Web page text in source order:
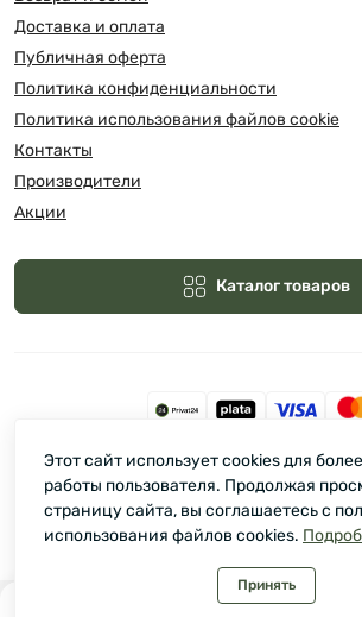
0
Доставка и оплата
Публичная оферта
Политика конфиденциальности
Политика использования файлов cookie
Контакты
Производители
Акции
Каталог товаров
Зелмарт © 2026
Этот сайт использует cookies для
работы пользователя. Продолжая
страницу сайта, вы соглашаетесь с
использования файлов cookies.
Принять